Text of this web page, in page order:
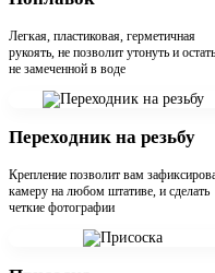
Легкая, пластиковая, герметичная
рукоять, не позволит утонуть и
не замеченной в воде
Переходник на резьбу
Крепление позволит вам
камеру на любом штативе, и сделать
четкие фотографии